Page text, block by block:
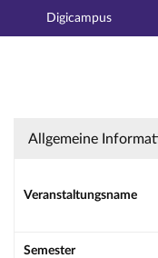
Digicampus
Allgemeine
Veranstaltungsname
Semester